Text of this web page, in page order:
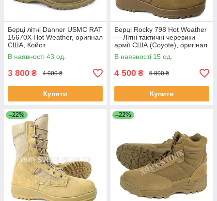
Берці літні Danner USMC RAT
15670X Hot Weather, оригінал
США, Койот
В наявності 43 од.
3 800 ₴ 4 900 ₴
Купити
Берці Rocky 798 Hot Weather
— Літні тактичні черевики
армії США (Coyote), оригінал
В наявності 15 од.
4 500 ₴ 5 800 ₴
Купити
–22% –22%